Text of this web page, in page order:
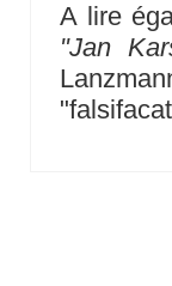
A lire
"Jan